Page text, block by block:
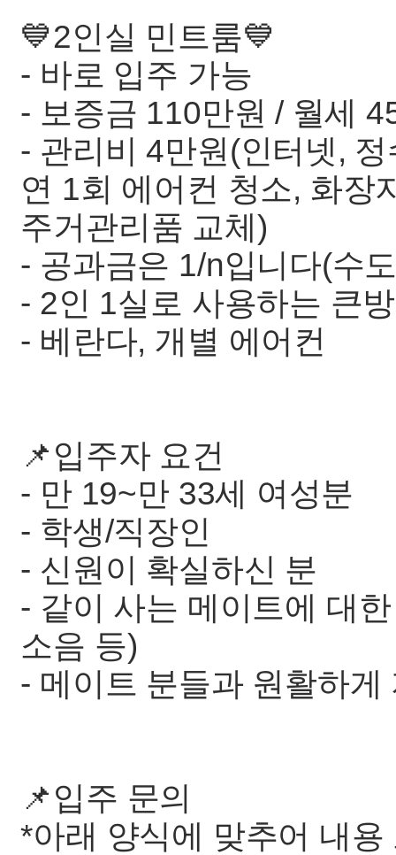
💙2인실 민트룸💙
- 바로 입주 가능
- 보증금 110만원 / 월세
- 관리비 4만원(인터넷,
연 1회 에어컨 청소, 화장
주거관리품 교체)
- 공과금은 1/n입니다(수
- 2인 1실로 사용하는 큰
- 베란다, 개별 에어컨
📌입주자 요건
- 만 19~만 33세 여성분
- 학생/직장인
- 신원이 확실하신 분
- 같이 사는 메이트에 대
소음 등)
- 메이트 분들과 원활하
📌입주 문의
*아래 양식에 맞추어 내용